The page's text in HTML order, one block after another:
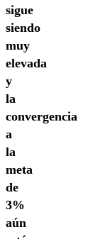
sigue
siendo
muy
elevada
y
la
convergencia
a
la
meta
de
3%
aún